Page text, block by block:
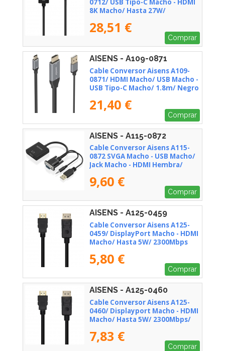
0712/ USB Tipo-C Macho - HDMI
8K Macho/ Hasta 27W/
28,51 €
Comprar
AISENS - A109-0871
Cable Conversor Aisens A109-
0871/ HDMI Macho/ USB Macho -
USB Tipo-C Macho/ 1.8m/ Negro
21,40 €
Comprar
AISENS - A115-0872
Cable Conversor Aisens A115-
0872 SVGA Macho - USB Macho/
Jack Macho - HDMI Hembra/
9,60 €
Comprar
AISENS - A125-0459
Cable Conversor Aisens A125-
0459/ DisplayPort Macho - HDMI
Macho/ Hasta 5W/ 2300Mbps
5,80 €
Comprar
AISENS - A125-0460
Cable Conversor Aisens A125-
0460/ Displayport Macho - HDMI
Macho/ Hasta 5W/ 2300Mbps/
7,83 €
Comprar